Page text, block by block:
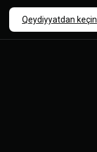
Qeydiyyatdan keçin